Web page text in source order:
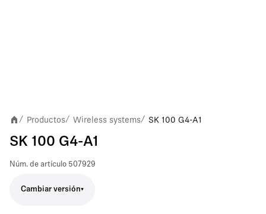
/ Productos/ Wireless systems/ SK 100 G4-A1
SK 100 G4-A1
Núm. de artículo 507929
Cambiar versión